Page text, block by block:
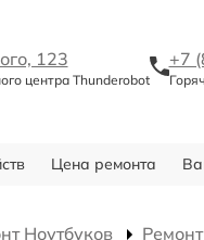
123
центра Thunderobot
+7
Цена ремонта
Ноутбуков